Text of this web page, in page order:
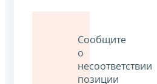
Сообщите
о
несоответствии
позиции